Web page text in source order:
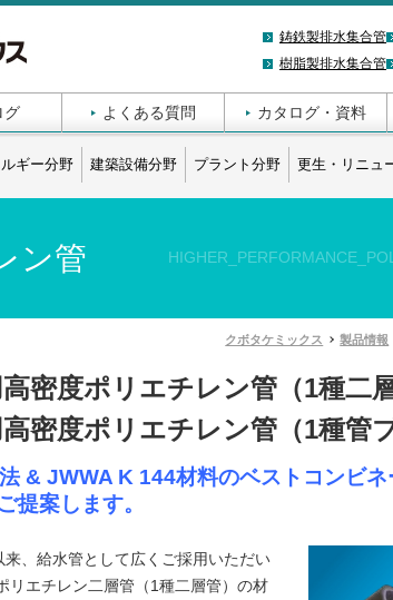
鋳鉄製排水集合管
樹脂製排水集合管
グ よくある質問 カタログ・資料
ギー分野 建築設備分野 プラント分野 更生・リニュ
ン管
クボタケミックス 製品情報
密度ポリエチレン管（1種二
密度ポリエチレン管（1種管
& JWWA K 144材料のベストコンビ
提案します。
来、給水管として広くご採用いただい
リエチレン二層管（1種二層管）の材